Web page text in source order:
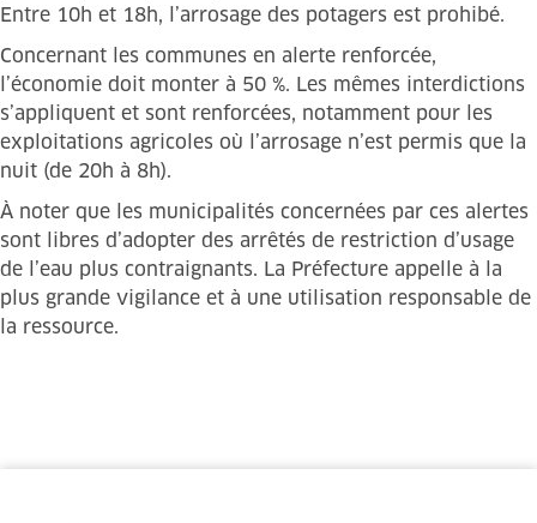
Entre 10h et 18h, l’arrosage des potagers est prohibé.
Concernant les communes en alerte renforcée,
l’économie doit monter à 50 %. Les mêmes interdictions
s’appliquent et sont renforcées, notamment pour les
exploitations agricoles où l’arrosage n’est permis que la
nuit (de 20h à 8h).
À noter que les municipalités concernées par ces alertes
sont libres d’adopter des arrêtés de restriction d’usage
de l’eau plus contraignants. La Préfecture appelle à la
plus grande vigilance et à une utilisation responsable de
la ressource.